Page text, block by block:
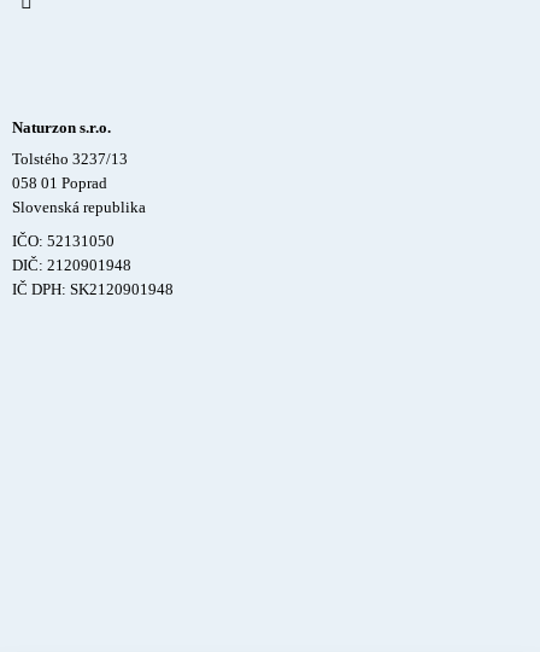
Naturzon s.r.o.
Tolstého 3237/13
058 01 Poprad
Slovenská republika
IČO: 52131050
DIČ: 2120901948
IČ DPH: SK2120901948